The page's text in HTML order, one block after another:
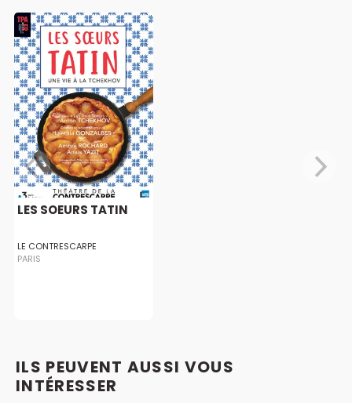
LES SOEURS TATIN
LE CONTRESCARPE
PARIS
ILS PEUVENT AUSSI VOUS
INTÉRESSER